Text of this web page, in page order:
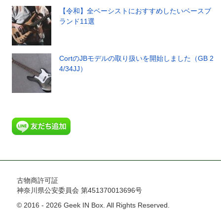
【令和】全ベーシストにおすすめしたいベースブ
ランド11選
CortのJBモデルの取り扱いを開始しました（GB 2
4/34JJ）
古物商許可証
神奈川県公安委員会 第451370013696号
© 2016 - 2026 Geek IN Box. All Rights Reserved.